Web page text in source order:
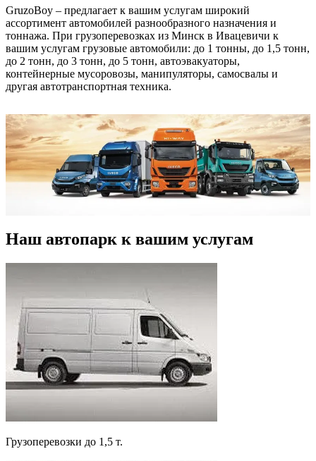
GruzoBoy – предлагает к вашим услугам широкий
ассортимент автомобилей разнообразного назначения и
тоннажа. При грузоперевозках из Минск в Ивацевичи к
вашим услугам грузовые автомобили: до 1 тонны, до 1,5 тонн,
до 2 тонн, до 3 тонн, до 5 тонн, автоэвакуаторы,
контейнерные мусоровозы, манипуляторы, самосвалы и
другая автотранспортная техника.
Наш автопарк к вашим услугам
Грузоперевозки до 1,5 т.